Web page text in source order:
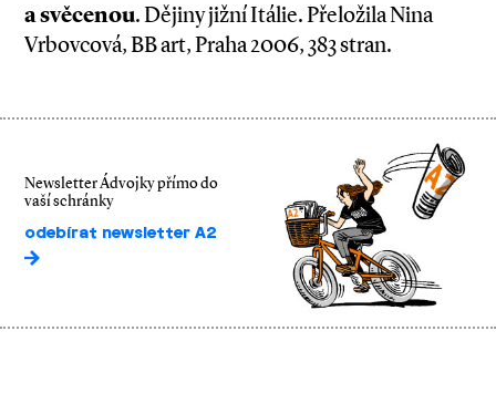
a svěcenou. Dějiny jižní Itálie. Přeložila Nina
Vrbovcová, BB art, Praha 2006, 383 stran.
Newsletter Ádvojky přímo do
vaší schránky
odebírat newsletter A2